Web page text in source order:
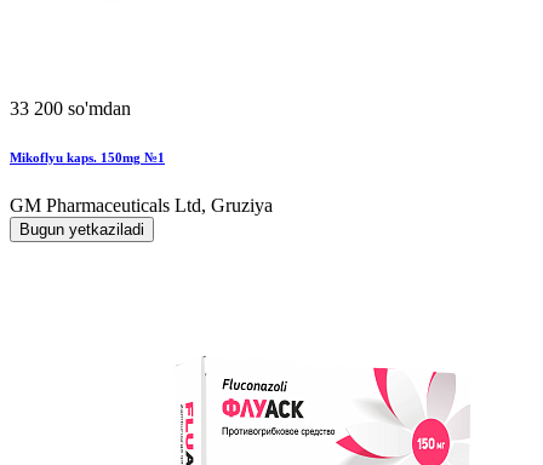
33 200 so'mdan
Mikoflyu kaps. 150mg №1
GM Pharmaceuticals Ltd, Gruziya
Bugun yetkaziladi